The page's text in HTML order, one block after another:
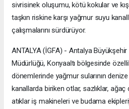
sivrisinek oluşumu, kötü kokular ve
taşkın riskine karşı yağmur suyu
çalışmalarını sürdürüyor.
ANTALYA (İGFA) - Antalya Büyükşehir
Müdürlüğü, Konyaaltı bölgesinde
dönemlerinde yağmur sularının
kanallarda biriken otlar, sazlıklar, ağaç
atıklar iş makineleri ve budama